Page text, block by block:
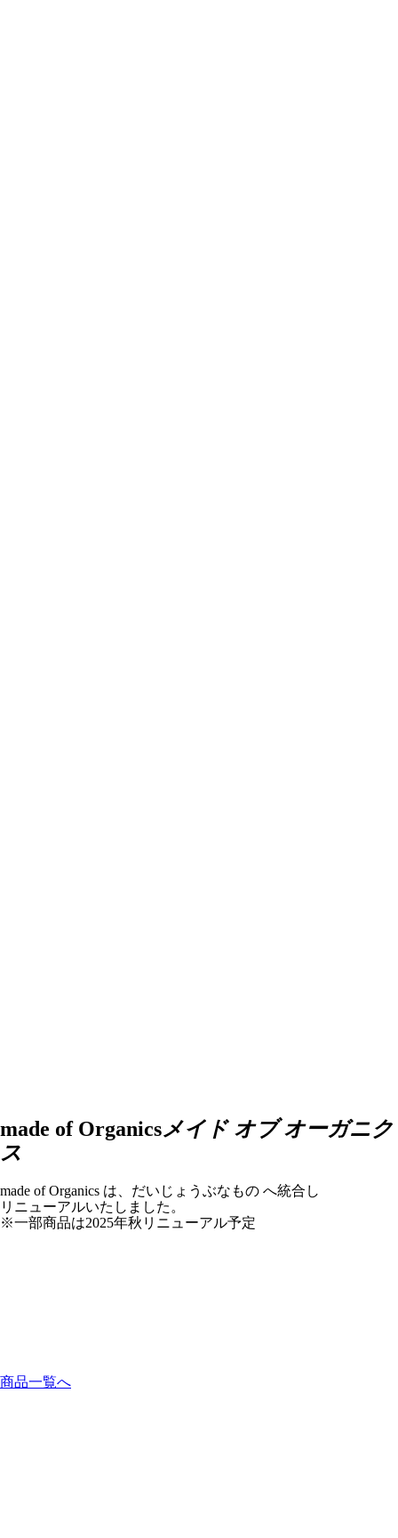
made of Organicsメイド オブ オーガニク
ス
made of Organics は、だいじょうぶなもの へ統合し
リニューアルいたしました。
※一部商品は2025年秋リニューアル予定
商品一覧へ